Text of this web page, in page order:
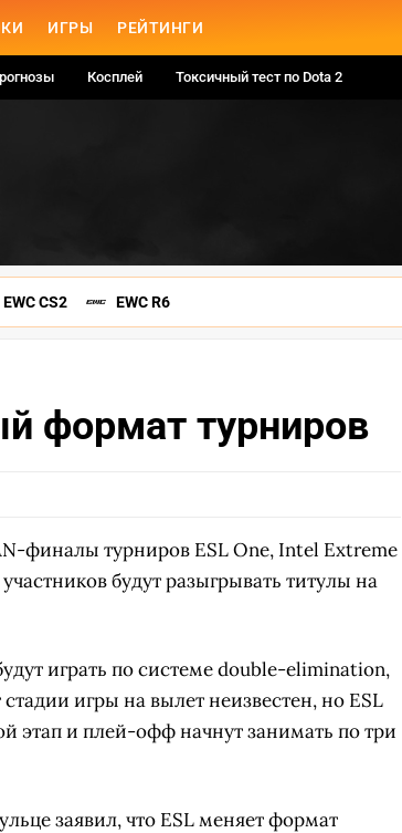
ИГРЫ РЕЙТИНГИ
Косплей Токсичный тест по Dota 2
EWC CS2 EWC R6
формат турниров
финалы турниров ESL One, Intel Extreme
будут разыгрывать титулы на
играть по системе double-elimination,
игры на вылет неизвестен, но ESL
этап и плей-офф начнут занимать по три
заявил, что ESL меняет формат